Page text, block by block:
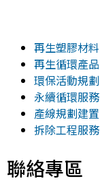
再生塑膠材料
再生循環產品
環保活動規劃
永續循環服務
產線規劃建置
拆除工程服務
聯絡專區